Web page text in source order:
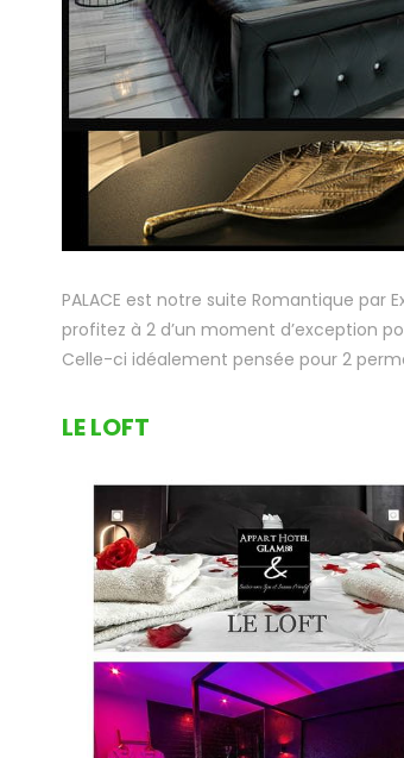
PALACE est notre suite Romantique par
profitez à 2 d’un moment d’exception
Celle-ci idéalement pensée pour 2
LE LOFT